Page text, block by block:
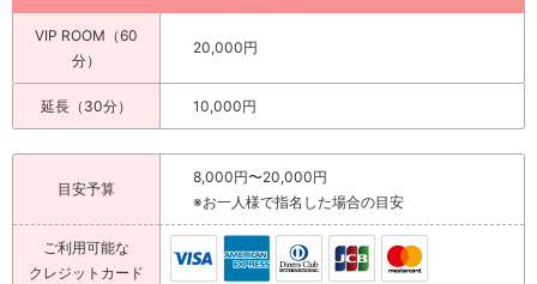
VIP ROOM（60
分）
20,000円
延長（30分） 10,000円
目安予算
8,000円〜20,000円
※お一人様で指名した場合の目安
ご利用可能な
クレジットカード